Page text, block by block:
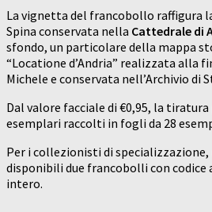
La vignetta del francobollo raffigura
Spina conservata nella Cattedrale di
sfondo, un particolare della mappa
“Locatione d’Andria” realizzata alla
Michele e conservata nell’Archivio di
Dal valore facciale di €0,95, la
esemplari raccolti in fogli da 28
Per i collezionisti di
disponibili due francobolli con codice
intero.